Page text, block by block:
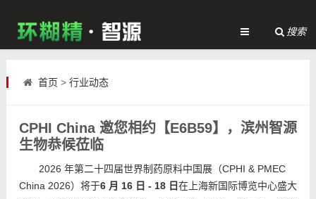
搜索
首页 > 行业动态
CPHI China 邀您相约【E6B59】，滨州智源
生物恭候莅临
2026 年第二十四届世界制药原料中国展（CPHI & PMEC
China 2026） 将于6 月 16 日 - 18 日 在上海新国际博览中心盛大